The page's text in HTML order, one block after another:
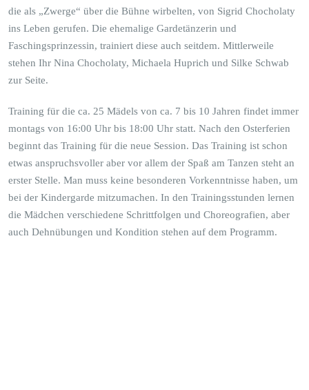
die als „Zwerge“ über die Bühne wirbelten, von Sigrid Chocholaty
ins Leben gerufen. Die ehemalige Gardetänzerin und
Faschingsprinzessin, trainiert diese auch seitdem. Mittlerweile
stehen Ihr Nina Chocholaty, Michaela Huprich und Silke Schwab
zur Seite.
Training für die ca. 25 Mädels von ca. 7 bis 10 Jahren findet immer
montags von 16:00 Uhr bis 18:00 Uhr statt. Nach den Osterferien
beginnt das Training für die neue Session. Das Training ist schon
etwas anspruchsvoller aber vor allem der Spaß am Tanzen steht an
erster Stelle. Man muss keine besonderen Vorkenntnisse haben, um
bei der Kindergarde mitzumachen. In den Trainingsstunden lernen
die Mädchen verschiedene Schrittfolgen und Choreografien, aber
auch Dehnübungen und Kondition stehen auf dem Programm.